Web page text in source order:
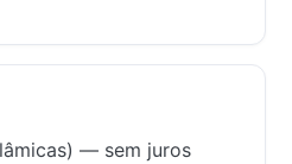
— sem juros